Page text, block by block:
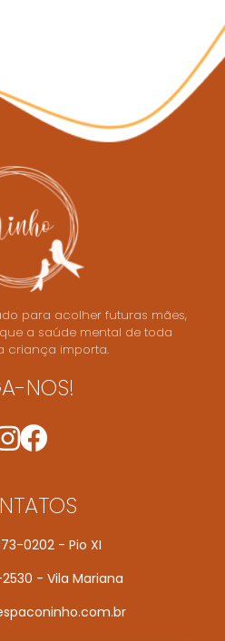
para acolher futuras mães,
a saúde mental de toda
criança importa.
NOS!
0202 - Pio XI
- Vila Mariana